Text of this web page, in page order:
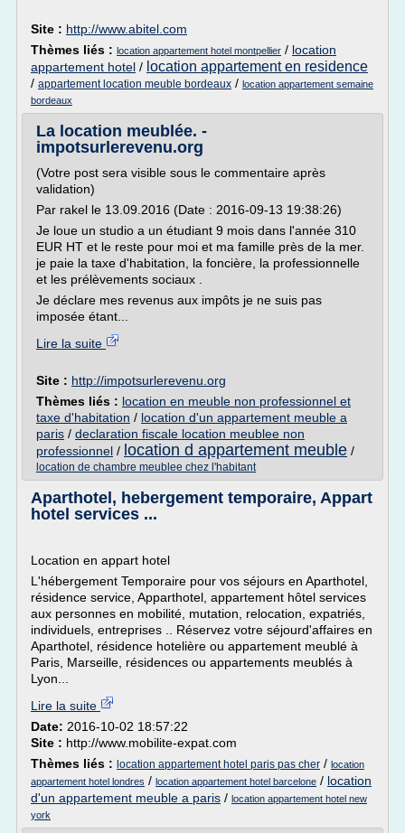
Site : http://www.abitel.com
Thèmes liés : location appartement hotel montpellier / location
appartement hotel / location appartement en residence
/ appartement location meuble bordeaux / location appartement semaine
bordeaux
La location meublée. -
impotsurlerevenu.org
(Votre post sera visible sous le commentaire après
validation)
Par rakel le 13.09.2016 (Date : 2016-09-13 19:38:26)
Je loue un studio a un étudiant 9 mois dans l'année 310
EUR HT et le reste pour moi et ma famille près de la mer.
je paie la taxe d'habitation, la foncière, la professionnelle
et les prélèvements sociaux .
Je déclare mes revenus aux impôts je ne suis pas
imposée étant...
Lire la suite
Site : http://impotsurlerevenu.org
Thèmes liés : location en meuble non professionnel et
taxe d'habitation / location d'un appartement meuble a
paris / declaration fiscale location meublee non
professionnel / location d appartement meuble /
location de chambre meublee chez l'habitant
Aparthotel, hebergement temporaire, Appart
hotel services ...
Location en appart hotel
L'hébergement Temporaire pour vos séjours en Aparthotel,
résidence service, Apparthotel, appartement hôtel services
aux personnes en mobilité, mutation, relocation, expatriés,
individuels, entreprises .. Réservez votre séjourd'affaires en
Aparthotel, résidence hotelière ou appartement meublé à
Paris, Marseille, résidences ou appartements meublés à
Lyon...
Lire la suite
Date: 2016-10-02 18:57:22
Site : http://www.mobilite-expat.com
Thèmes liés : location appartement hotel paris pas cher / location
appartement hotel londres / location appartement hotel barcelone / location
d'un appartement meuble a paris / location appartement hotel new
york